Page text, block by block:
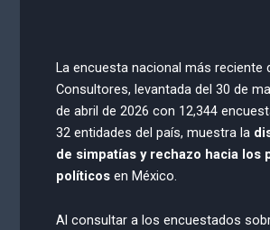
La encuesta nacional más reciente
Consultores, levantada del 30 de
de abril de 2026 con 12,344
32 entidades del país, muestra la
de simpatías y rechazo hacia los
políticos en México.
Al consultar a los encuestados